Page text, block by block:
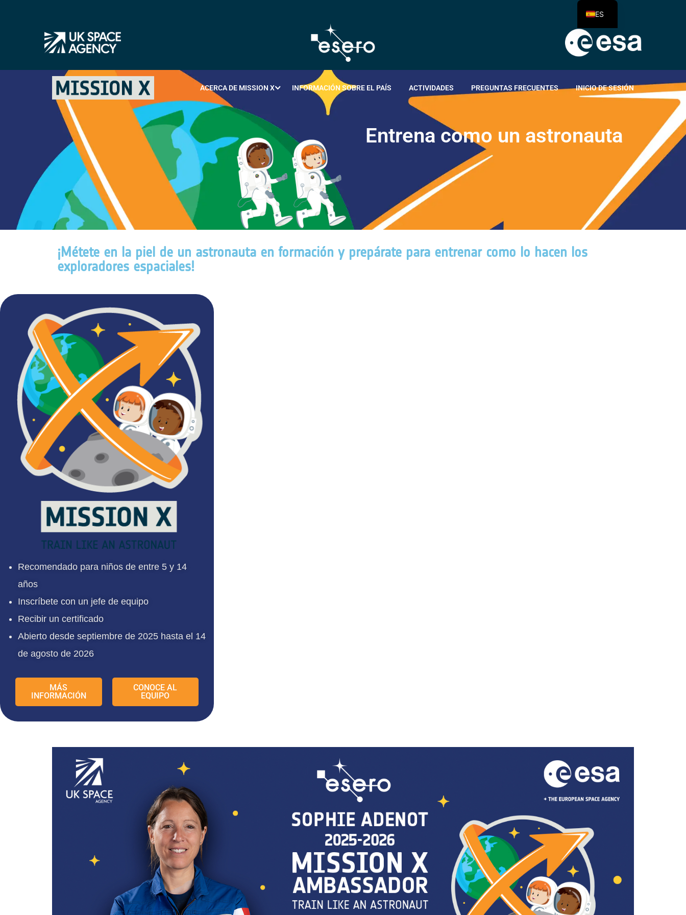
ACERCA DE MISSION X INFORMACIÓN SOBRE EL PAÍS ACTIVIDADES PREGUNTAS FRECUENTES INICIO DE SESIÓN
Entrena como un astronauta
¡Métete en la piel de un astronauta en formación y prepárate para entrenar como lo hacen los
exploradores espaciales!
Recomendado para niños de entre 5 y 14
años
Inscríbete con un jefe de equipo
Recibir un certificado
Abierto desde septiembre de 2025 hasta el 14
de agosto de 2026
MÁS
INFORMACIÓN
CONOCE AL
EQUIPO
ES